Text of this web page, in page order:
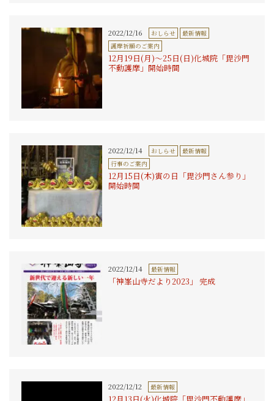
2022/12/16 おしらせ
最新情報
護摩祈願のご案内
12月19日(月)〜25日(日)化城院「毘沙門
不動護摩」開始時間
2022/12/14 おしらせ
最新情報
行事のご案内
12月15日(木)寅の日「毘沙門さん参り」
開始時間
2022/12/14 最新情報
「神峯山寺だより2023」 完成
2022/12/12 最新情報